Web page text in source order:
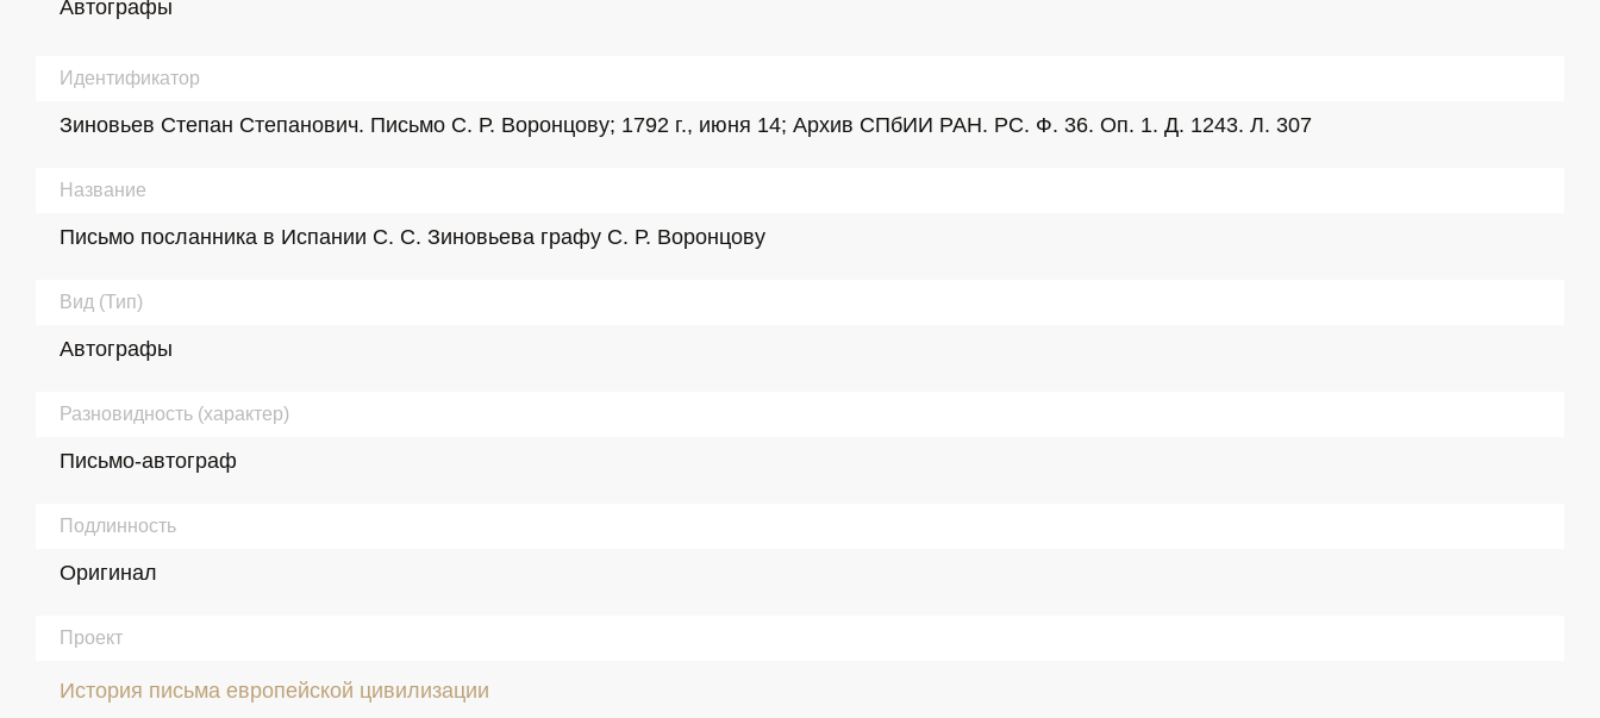
Автографы
Идентификатор
Зиновьев Степан Степанович. Письмо С. Р. Воронцову; 1792 г., июня 14; Архив СПбИИ РАН. РС. Ф. 36. Оп. 1. Д. 1243. Л. 307
Название
Письмо посланника в Испании С. С. Зиновьева графу С. Р. Воронцову
Вид (Тип)
Автографы
Разновидность (характер)
Письмо-автограф
Подлинность
Оригинал
Проект
История письма европейской цивилизации